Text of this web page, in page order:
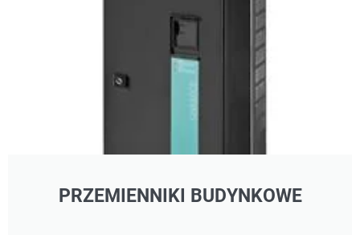
PRZEMIENNIKI BUDYNKOWE